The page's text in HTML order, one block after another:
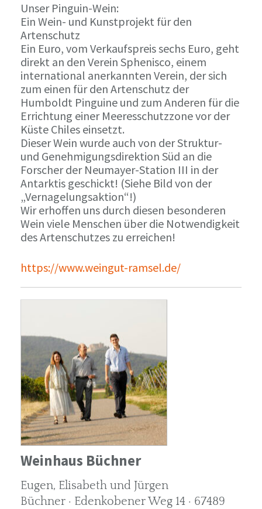
Unser Pinguin-Wein:
Ein Wein- und Kunstprojekt für den
Artenschutz
Ein Euro, vom Verkaufspreis sechs Euro, geht
direkt an den Verein Sphenisco, einem
international anerkannten Verein, der sich
zum einen für den Artenschutz der
Humboldt Pinguine und zum Anderen für die
Errichtung einer Meeresschutzzone vor der
Küste Chiles einsetzt.
Dieser Wein wurde auch von der Struktur-
und Genehmigungsdirektion Süd an die
Forscher der Neumayer-Station III in der
Antarktis geschickt! (Siehe Bild von der
„Vernagelungsaktion“!)
Wir erhoffen uns durch diesen besonderen
Wein viele Menschen über die Notwendigkeit
des Artenschutzes zu erreichen!
https://www.weingut-ramsel.de/
Weinhaus Büchner
Eugen, Elisabeth und Jürgen
Büchner · Edenkobener Weg 14 · 67489